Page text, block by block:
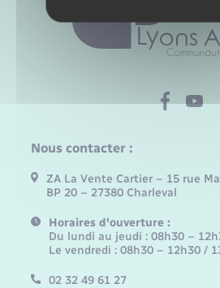
Nous contacter :
ZA La Vente Cartier – 15 rue
BP 20 – 27380 Charleval
Horaires d'ouverture :
Du lundi au jeudi : 08h30 –
Le vendredi : 08h30 – 12h30 /
02 32 49 61 27